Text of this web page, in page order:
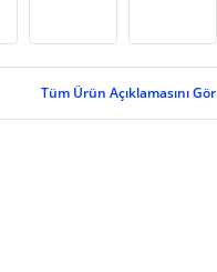
Tüm Ürün Açıklamasını Gör